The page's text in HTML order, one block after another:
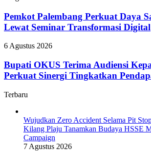
Perkuat
Daya
Saing
Lewat
Transformasi
Digital
Pemkot Palembang Perkuat Daya
Lewat Seminar Transformasi Digital
Bupati
Terima
Audiensi
Kepala
Perkuat
Tingkatkan
Pendapatan
Daerah
6 Agustus 2026
Bupati OKUS Terima Audiensi
Perkuat Sinergi Tingkatkan
Terbaru
Wujudkan Zero Accident Selama Pit
Kilang Plaju Tanamkan Budaya HSSE
Campaign
7 Agustus 2026